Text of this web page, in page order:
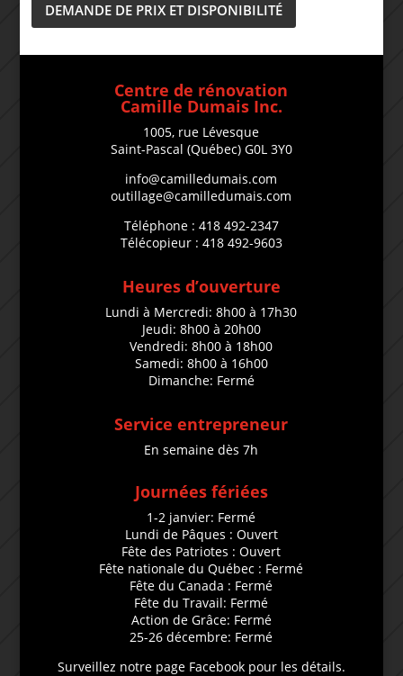
DEMANDE DE PRIX ET DISPONIBILITÉ
Centre de rénovation
Camille Dumais Inc.
1005, rue Lévesque
Saint-Pascal (Québec) G0L 3Y0
info@camilledumais.com
outillage@camilledumais.com
Téléphone : 418 492-2347
Télécopieur : 418 492-9603
Heures d’ouverture
Lundi à Mercredi: 8h00 à 17h30
Jeudi: 8h00 à 20h00
Vendredi: 8h00 à 18h00
Samedi: 8h00 à 16h00
Dimanche: Fermé
Service entrepreneur
En semaine dès 7h
Journées fériées
1-2 janvier: Fermé
Lundi de Pâques : Ouvert
Fête des Patriotes : Ouvert
Fête nationale du Québec : Fermé
Fête du Canada : Fermé
Fête du Travail: Fermé
Action de Grâce: Fermé
25-26 décembre: Fermé
Surveillez notre page Facebook pour les détails.